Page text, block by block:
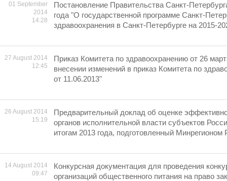
01 September
2014
14:28
Постановление Правительства Санкт-
года "О государственной программе Санкт-
здравоохранения в Санкт-Петербурге на 2015-
27 August 2014
12:45
Приказ Комитета по здравоохранению от 26
внесении изменений в приказ Комитета по
от 11.06.2013"
26 August 2014
15:19
Предварительный доклад об оценке
органов исполнительной власти субъектов
итогам 2013 года, подготовленный Минрегионом
14 August 2014
09:47
Конкурсная документация для проведения
организаций общественного питания на право